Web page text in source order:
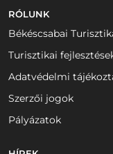
RÓLUNK
Békéscsabai
Turisztikai
Adatvédelmi
Szerzői jogok
Pályázatok